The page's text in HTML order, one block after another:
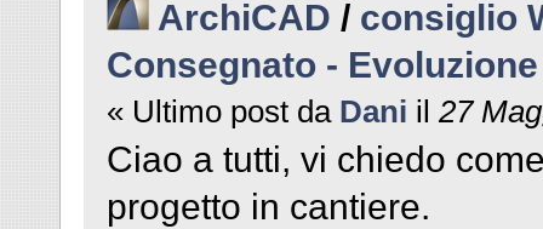
ArchiCAD / consiglio
Consegnato -
« Ultimo post da Dani il 27
Ciao a tutti, vi chiedo
progetto in cantiere.